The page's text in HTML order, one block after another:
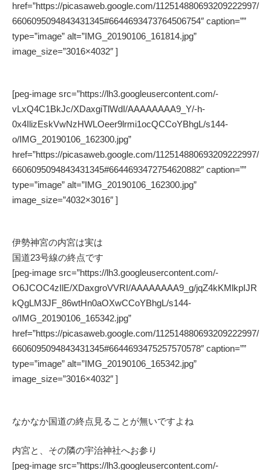
href=”https://picasaweb.google.com/112514880693209222997/
6606095094843431345#6644693473764506754″ caption=””
type=”image” alt=”IMG_20190106_161814.jpg”
image_size=”3016×4032″ ]
[peg-image src=”https://lh3.googleusercontent.com/-
vLxQ4C1BkJc/XDaxgiTlWdI/AAAAAAAA9_Y/-h-
0x4IlizEskVwNzHWLOeer9lrmi1ocQCCoYBhgL/s144-
o/IMG_20190106_162300.jpg”
href=”https://picasaweb.google.com/112514880693209222997/
6606095094843431345#6644693472754620882″ caption=””
type=”image” alt=”IMG_20190106_162300.jpg”
image_size=”4032×3016″ ]
伊勢神宮の内宮は実は
国道23号線の終点です
[peg-image src=”https://lh3.googleusercontent.com/-
O6JCOC4zIlE/XDaxgroVVRI/AAAAAAAA9_g/jqZ4kKMlkpIJR
kQgLM3JF_86wtHn0aOXwCCoYBhgL/s144-
o/IMG_20190106_165342.jpg”
href=”https://picasaweb.google.com/112514880693209222997/
6606095094843431345#6644693475257570578″ caption=””
type=”image” alt=”IMG_20190106_165342.jpg”
image_size=”3016×4032″ ]
なかなか国道の終点見ることが無いですよね
内宮と、その隣の宇治神社へお参り
[peg-image src=”https://lh3.googleusercontent.com/-